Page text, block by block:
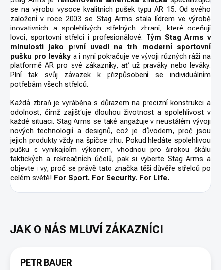
se na výrobu vysoce kvalitních pušek typu AR 15. Od svého
založení v roce 2003 se Stag Arms stala lídrem ve výrobě
inovativních a spolehlivých střelných zbraní, které oceňují
lovci, sportovní střelci i profesionálové. Tým Stag Arms v
minulosti jako první uvedl na trh moderní sportovní
pušku pro leváky a i nyní pokračuje ve vývoji různých ráží na
platformě AR pro své zákazníky, ať už praváky nebo leváky.
Plní tak svůj závazek k přizpůsobení se individuálním
potřebám všech střelců.
Každá zbraň je vyráběna s důrazem na precizní konstrukci a
odolnost, čímž zajišťuje dlouhou životnost a spolehlivost v
každé situaci. Stag Arms se také angažuje v neustálém vývoji
nových technologií a designů, což je důvodem, proč jsou
jejich produkty vždy na špičce trhu. Pokud hledáte spolehlivou
pušku s vynikajícím výkonem, vhodnou pro širokou škálu
taktických a rekreačních účelů, pak si vyberte Stag Arms a
objevte i vy, proč se právě tato značka těší důvěře střelců po
celém světě! For Sport. For Security. For Life.
PETR BAUER